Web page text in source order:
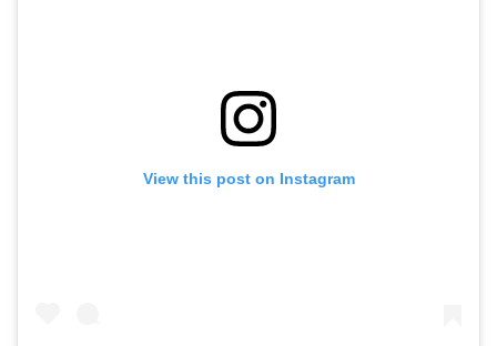
View this post on Instagram